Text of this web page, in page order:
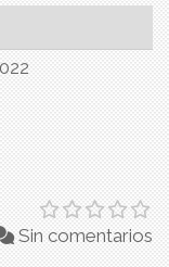
Sin comentarios